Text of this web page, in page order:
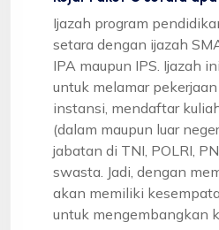
Ijazah program
setara dengan ijazah
IPA maupun IPS. Ijazah
untuk melamar
instansi, mendaftar
(dalam maupun luar
jabatan di TNI, POLRI,
swasta. Jadi, dengan
akan memiliki
untuk mengembangkan